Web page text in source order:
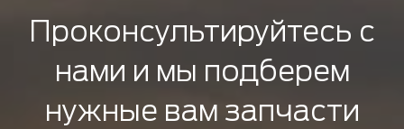
Проконсультируйтесь с
нами и мы подберем
нужные вам запчасти